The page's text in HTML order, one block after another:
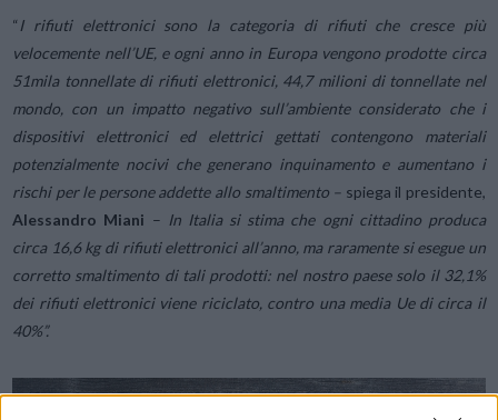
“ I rifiuti elettronici sono la categoria di rifiuti che cresce più
velocemente nell’UE, e ogni anno in Europa vengono prodotte circa
51mila tonnellate di rifiuti elettronici, 44,7 milioni di tonnellate nel
mondo, con un impatto negativo sull’ambiente considerato che i
dispositivi elettronici ed elettrici gettati contengono materiali
potenzialmente nocivi che generano inquinamento e aumentano i
rischi per le persone addette allo smaltimento – spiega il presidente,
Alessandro Miani – In Italia si stima che ogni cittadino produca
circa 16,6 kg di rifiuti elettronici all’anno, ma raramente si esegue un
corretto smaltimento di tali prodotti: nel nostro paese solo il 32,1%
dei rifiuti elettronici viene riciclato, contro una media Ue di circa il
40%”.